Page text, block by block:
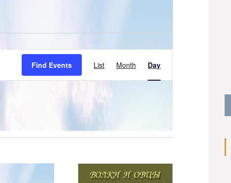
Find Events
Event
Views
List Month Day